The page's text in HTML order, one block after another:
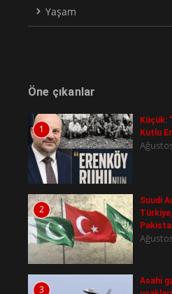
Yaşam
Öne çıkanlar
1
Küçük:
Kutlu
2
Suudi
3
Asahi